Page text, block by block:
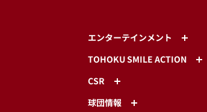
エンターテインメント
TOHOKU SMILE ACTION
CSR
球団情報